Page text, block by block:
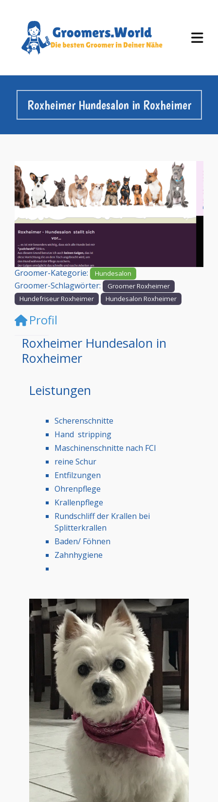
Roxheimer Hundesalon in Roxheimer
Vorheriges
Groomer-Kategorie: Hundesalon
Groomer-Schlagwörter:
Groomer Roxheimer
Hundefriseur Roxheimer
Hundesalon Roxheimer
Profil
Roxheimer Hundesalon in
Roxheimer
Leistungen
Scherenschnitte
Hand stripping
Maschinenschnitte nach FCI
reine Schur
Entfilzungen
Ohrenpflege
Krallenpflege
Rundschliff der Krallen bei
Splitterkrallen
Baden/ Föhnen
Zahnhygiene